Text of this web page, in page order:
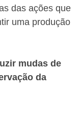
das ações que
uma produção
mudas de
da